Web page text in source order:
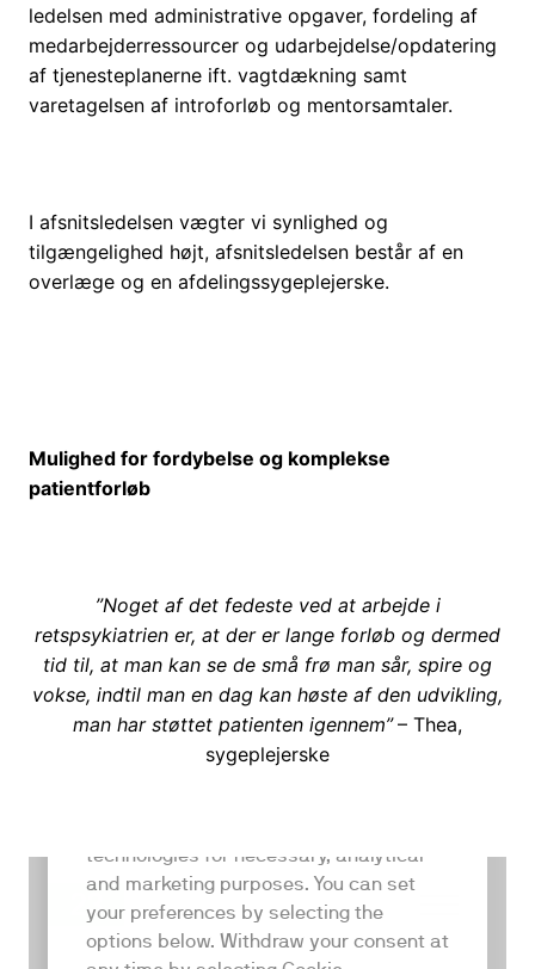
ledelsen med administrative opgaver, fordeling af
medarbejderressourcer og udarbejdelse/opdatering
af tjenesteplanerne ift. vagtdækning samt
varetagelsen af introforløb og mentorsamtaler.
I afsnitsledelsen vægter vi synlighed og
tilgængelighed højt, afsnitsledelsen består af en
overlæge og en afdelingssygeplejerske.
Mulighed for fordybelse og komplekse
patientforløb
”Noget af det fedeste ved at arbejde i
retspsykiatrien er, at der er lange forløb og dermed
tid til, at man kan se de små frø man sår, spire og
vokse, indtil man en dag kan høste af den udvikling,
man har støttet patienten igennem” – Thea,
sygeplejerske